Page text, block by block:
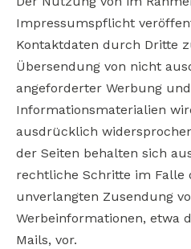
Impressumspflicht
Kontaktdaten durch Dritte
Übersendung von nicht
angeforderter Werbung und
Informationsmaterialien
ausdrücklich
der Seiten behalten sich
rechtliche Schritte im Falle
unverlangten Zusendung
Werbeinformationen, etwa
Mails, vor.